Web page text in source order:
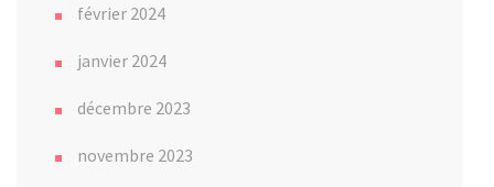
février 2024
janvier 2024
décembre 2023
novembre 2023